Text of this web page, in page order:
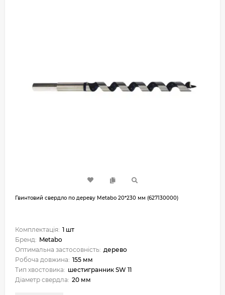
Гвинтовий свердло по дереву Metabo 20*230 мм (627130000)
Комплектація: 1 шт
Бренд: Metabo
Оптимальна застосовність: дерево
Робоча довжина: 155 мм
Тип хвостовика: шестигранник SW 11
Діаметр свердла: 20 мм